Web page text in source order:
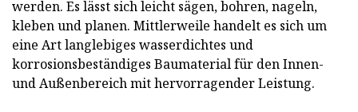
werden. Es lässt sich leicht sägen, bohren, nageln,
kleben und planen. Mittlerweile handelt es sich um
eine Art langlebiges wasserdichtes und
korrosionsbeständiges Baumaterial für den Innen-
und Außenbereich mit hervorragender Leistung.